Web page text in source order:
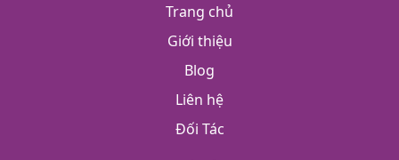
Trang chủ
Giới thiệu
Blog
Liên hệ
Đối Tác